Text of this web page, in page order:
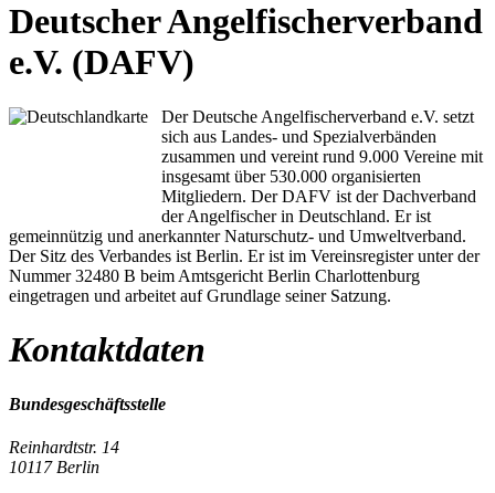
Deutscher Angelfischerverband
e.V. (DAFV)
Der Deutsche Angelfischerverband e.V. setzt
sich aus Landes- und Spezialverbänden
zusammen und vereint rund 9.000 Vereine mit
insgesamt über 530.000 organisierten
Mitgliedern. Der DAFV ist der Dachverband
der Angelfischer in Deutschland. Er ist
gemeinnützig und anerkannter Naturschutz- und Umweltverband.
Der Sitz des Verbandes ist Berlin. Er ist im Vereinsregister unter der
Nummer 32480 B beim Amtsgericht Berlin Charlottenburg
eingetragen und arbeitet auf Grundlage seiner Satzung.
Kontaktdaten
Bundesgeschäftsstelle
Reinhardtstr. 14
10117 Berlin